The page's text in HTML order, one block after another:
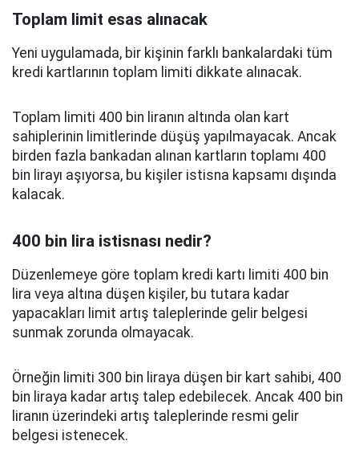
Toplam limit esas alınacak
Yeni uygulamada, bir kişinin farklı bankalardaki tüm
kredi kartlarının toplam limiti dikkate alınacak.
Toplam limiti 400 bin liranın altında olan kart
sahiplerinin limitlerinde düşüş yapılmayacak. Ancak
birden fazla bankadan alınan kartların toplamı 400
bin lirayı aşıyorsa, bu kişiler istisna kapsamı dışında
kalacak.
400 bin lira istisnası nedir?
Düzenlemeye göre toplam kredi kartı limiti 400 bin
lira veya altına düşen kişiler, bu tutara kadar
yapacakları limit artış taleplerinde gelir belgesi
sunmak zorunda olmayacak.
Örneğin limiti 300 bin liraya düşen bir kart sahibi, 400
bin liraya kadar artış talep edebilecek. Ancak 400 bin
liranın üzerindeki artış taleplerinde resmi gelir
belgesi istenecek.